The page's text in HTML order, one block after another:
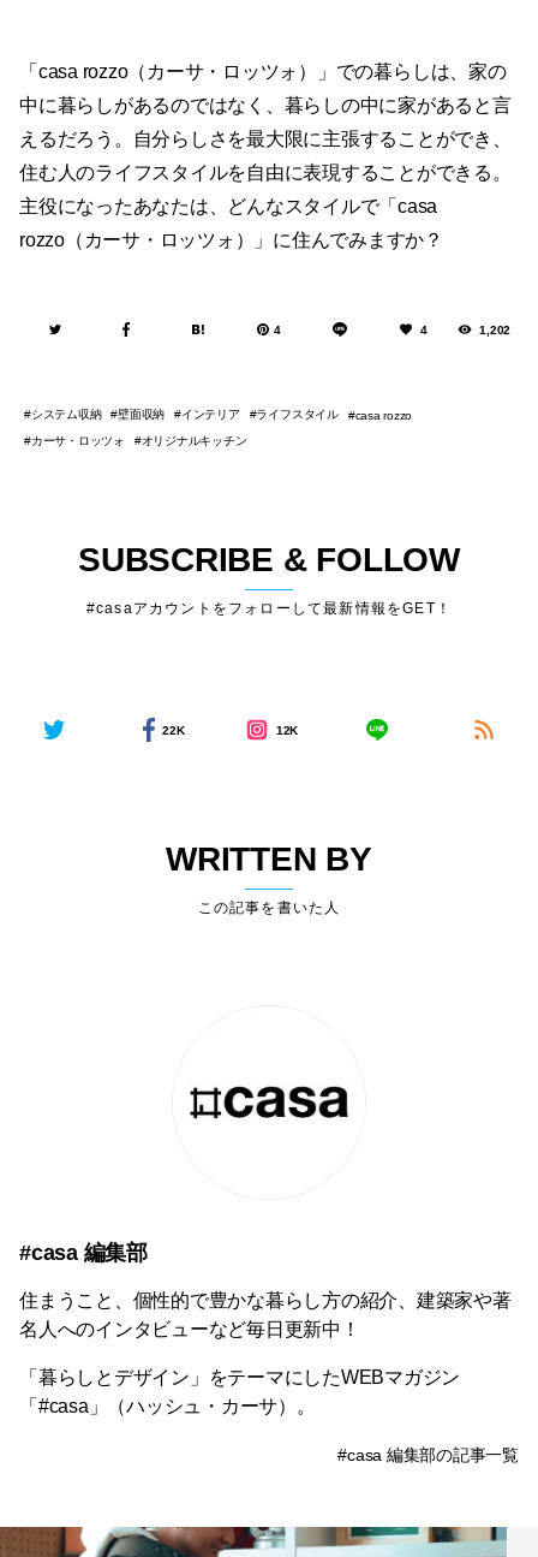
「casa rozzo（カーサ・ロッツォ）」での暮らしは、家の
中に暮らしがあるのではなく、暮らしの中に家があると言
えるだろう。自分らしさを最大限に主張することができ、
住む人のライフスタイルを自由に表現することができる。
主役になったあなたは、どんなスタイルで「casa
rozzo（カーサ・ロッツォ）」に住んでみますか？
4 4 1,202
システム収納 壁面収納 インテリア ライフスタイル
casa rozzo
カーサ・ロッツォ
オリジナルキッチン
SUBSCRIBE & FOLLOW
#casaアカウントをフォローして最新情報をGET！
22K 12K
WRITTEN BY
この記事を書いた人
#casa 編集部
住まうこと、個性的で豊かな暮らし方の紹介、建築家や著
名人へのインタビューなど毎日更新中！
「暮らしとデザイン」をテーマにしたWEBマガジン
「#casa」（ハッシュ・カーサ）。
#casa 編集部の記事一覧